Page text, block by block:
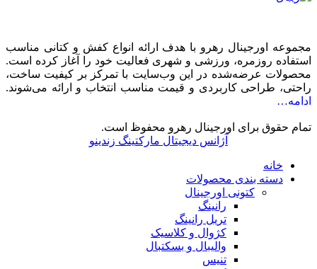
مجموعه اورجینال رهرو با هدف ارائه انواع کفش و کتانی مناسب
استفاده روزمره، ورزشی و شهری فعالیت خود را آغاز کرده است.
محصولات عرضه‌شده در این وب‌سایت با تمرکز بر کیفیت ساخت،
راحتی، طراحی کاربردی و قیمت مناسب انتخاب و ارائه می‌شوند.
ادامه…
تمام حقوق برای اورجینال رهرو محفوظ است.
آژانس دیجیتال مارکتینگ زندینو
خانه
دسته بندی محصولات
کتونی اورجینال
رانینگ
تریل رانینگ
کژوال و کلاسیک
والیبال و بسکتبال
تنیس